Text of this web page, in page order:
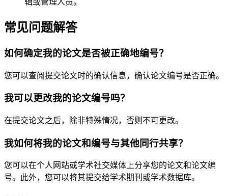
辑或管理人员。
常见问题解答
如何确定我的论文是否被正确地编号？
您可以查阅提交论文时的确认信息，确认论文编号是否正确。
我可以更改我的论文编号吗？
在提交论文之后，除非特殊情况，否则不可更改。
我如何将我的论文和编号与其他同行共享？
您可以在个人网站或学术社交媒体上分享您的论文和论文编
号。此外，您可以将其提交给学术期刊或学术数据库。